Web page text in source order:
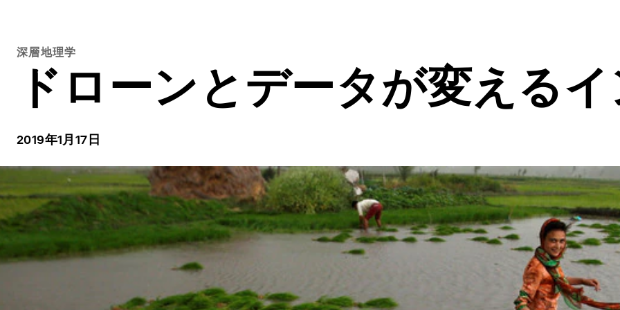
深層地理学
ドローンとデータが変える
2019年1月17日